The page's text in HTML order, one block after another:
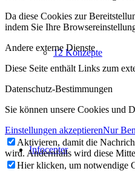
12 Konzepte
Infocenter
Da diese Cookies zur
indem Sie Ihre
Andere externe Dienste
Diese Seite enthält Links zum
Datenschutz-Bestimmungen
Sie können unsere Cookies und
Einstellungen akzeptierenNur
Aktivieren, damit die
wird. Andernfalls wird diese
Hier klicken, um notwendige